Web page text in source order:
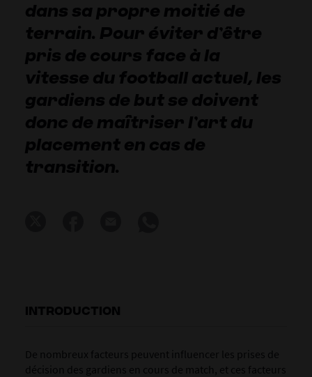
dans sa propre moitié de
terrain. Pour éviter d’être
pris de cours face à la
vitesse du football actuel, les
gardiens de but se doivent
donc de maîtriser l’art du
placement en cas de
transition.
INTRODUCTION
De nombreux facteurs peuvent influencer les prises de
décision des gardiens en cours de match, et ces facteurs